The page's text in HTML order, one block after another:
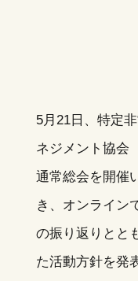
5月21日、特定
ネジメント協会
通常総会を開催
き、オンライン
の振り返りとと
た活動方針を発